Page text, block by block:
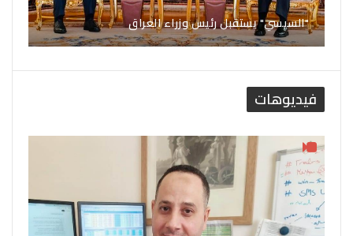
"السيسي" يستقبل رئيس وزراء العراق
فيديوهات